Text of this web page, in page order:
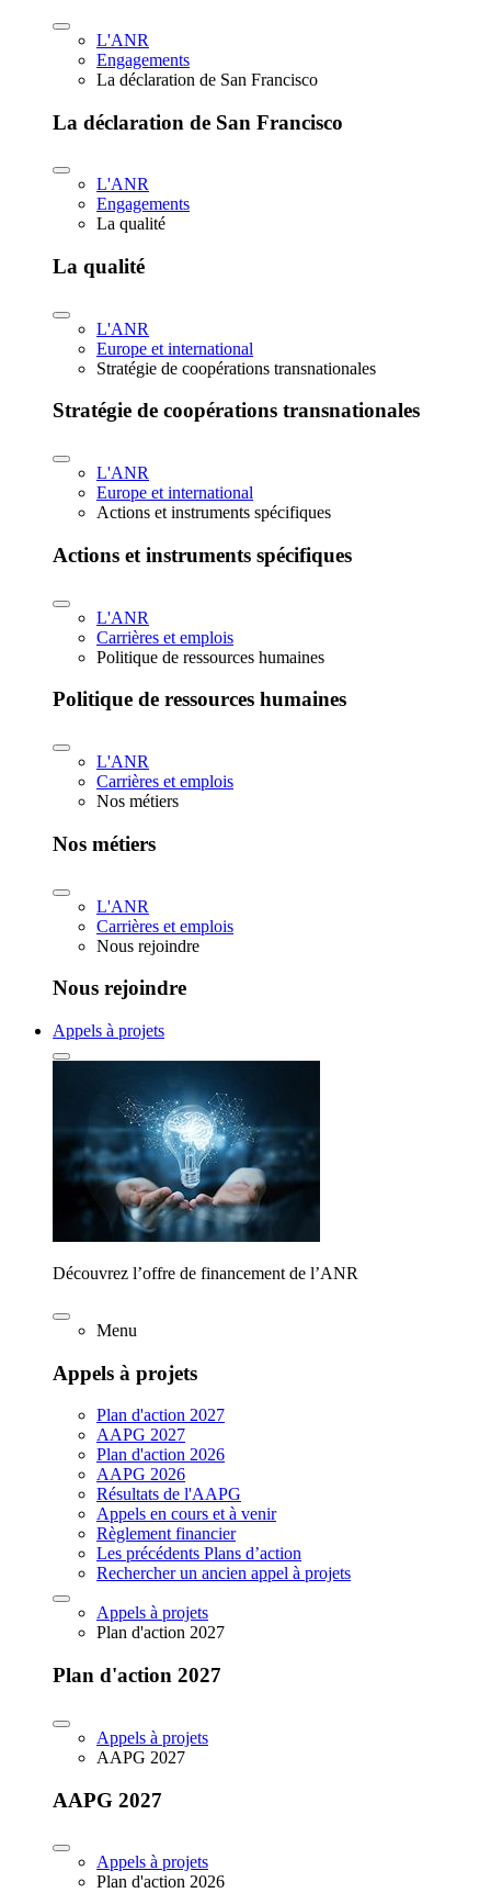
L'ANR
Engagements
La déclaration de San Francisco
La déclaration de San Francisco
L'ANR
Engagements
La qualité
La qualité
L'ANR
Europe et international
Stratégie de coopérations transnationales
Stratégie de coopérations transnationales
L'ANR
Europe et international
Actions et instruments spécifiques
Actions et instruments spécifiques
L'ANR
Carrières et emplois
Politique de ressources humaines
Politique de ressources humaines
L'ANR
Carrières et emplois
Nos métiers
Nos métiers
L'ANR
Carrières et emplois
Nous rejoindre
Nous rejoindre
Appels à projets
Découvrez l’offre de financement de l’ANR
Menu
Appels à projets
Plan d'action 2027
AAPG 2027
Plan d'action 2026
AAPG 2026
Résultats de l'AAPG
Appels en cours et à venir
Règlement financier
Les précédents Plans d’action
Rechercher un ancien appel à projets
Appels à projets
Plan d'action 2027
Plan d'action 2027
Appels à projets
AAPG 2027
AAPG 2027
Appels à projets
Plan d'action 2026